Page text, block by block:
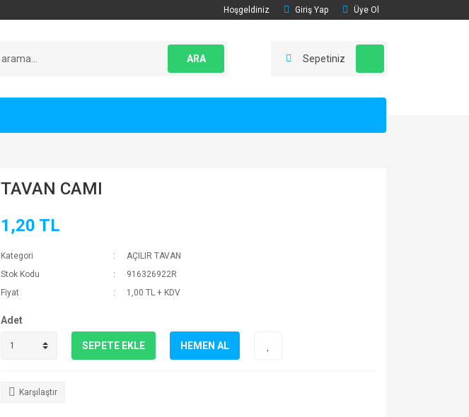
Hoşgeldiniz Giriş Yap Üye Ol
ARA Sepetiniz
TAVAN CAMI
1,20 TL
Kategori
AÇILIR TAVAN
Stok Kodu
916326922R
Fiyat
1,00 TL + KDV
Adet
SEPETE EKLE HEMEN AL
Karşılaştır